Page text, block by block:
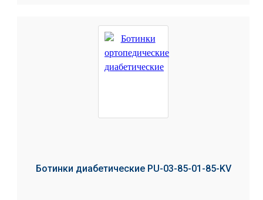
Ботинки диабетические PU-03-85-01-85-KV